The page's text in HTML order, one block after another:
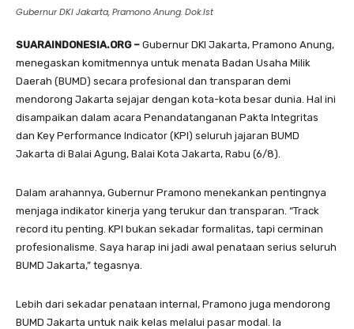
Gubernur DKI Jakarta, Pramono Anung. Dok.Ist
SUARAINDONESIA.ORG – Gubernur DKI Jakarta, Pramono Anung,
menegaskan komitmennya untuk menata Badan Usaha Milik
Daerah (BUMD) secara profesional dan transparan demi
mendorong Jakarta sejajar dengan kota-kota besar dunia. Hal ini
disampaikan dalam acara Penandatanganan Pakta Integritas
dan Key Performance Indicator (KPI) seluruh jajaran BUMD
Jakarta di Balai Agung, Balai Kota Jakarta, Rabu (6/8).
Dalam arahannya, Gubernur Pramono menekankan pentingnya
menjaga indikator kinerja yang terukur dan transparan. “Track
record itu penting. KPI bukan sekadar formalitas, tapi cerminan
profesionalisme. Saya harap ini jadi awal penataan serius seluruh
BUMD Jakarta,” tegasnya.
Lebih dari sekadar penataan internal, Pramono juga mendorong
BUMD Jakarta untuk naik kelas melalui pasar modal. Ia